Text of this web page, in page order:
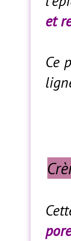
et
Ce